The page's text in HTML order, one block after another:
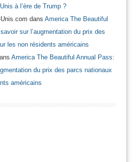
à l’ère de Trump ?
dans America The Beautiful
sur l’augmentation du prix des
les non résidents américains
America The Beautiful Annual Pass:
du prix des parcs nationaux
américains